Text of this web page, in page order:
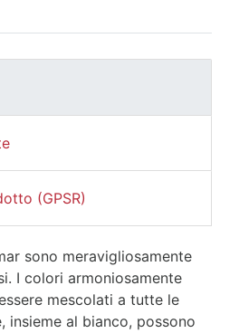
(GPSR)
sono meravigliosamente
I colori armoniosamente
mescolati a tutte le
insieme al bianco, possono